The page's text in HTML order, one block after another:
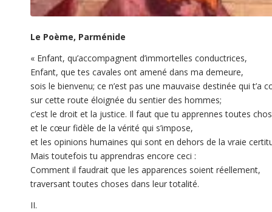
Le Poème, Parménide
« Enfant, qu’accompagnent d’immortelles conductrices,
Enfant, que tes cavales ont amené dans ma demeure,
sois le bienvenu; ce n’est pas une mauvaise destinée qui t’a
sur cette route éloignée du sentier des hommes;
c’est le droit et la justice. Il faut que tu apprennes toutes
et le cœur fidèle de la vérité qui s’impose,
et les opinions humaines qui sont en dehors de la vraie
Mais toutefois tu apprendras encore ceci :
Comment il faudrait que les apparences soient réellement,
traversant toutes choses dans leur totalité.
II.